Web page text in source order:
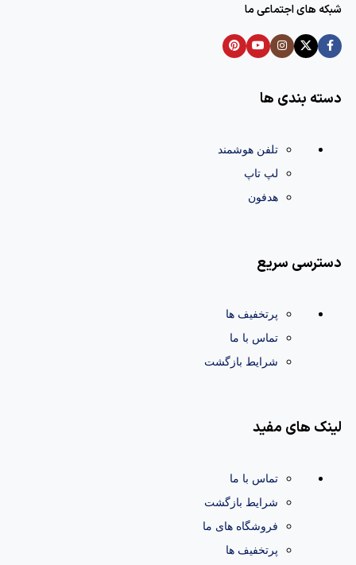
شبکه های اجتماعی ما
دسته بندی ها
تلفن هوشمند
لپ تاپ
هدفون
دسترسی سریع
پرتخفیف ها
تماس با ما
شرایط بازگشت
لینک های مفید
تماس با ما
شرایط بازگشت
فروشگاه های ما
پرتخفیف ها